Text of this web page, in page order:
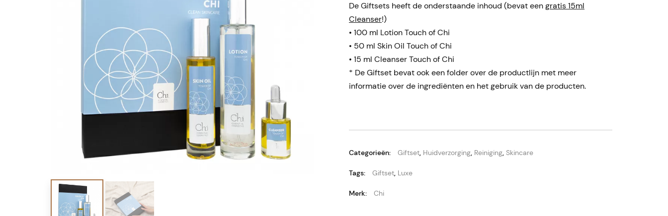
De Giftsets heeft de onderstaande inhoud (bevat eengratis 15ml
Cleanser!)
• 100 ml Lotion Touch of Chi
• 50 ml Skin Oil Touch of Chi
• 15 ml Cleanser Touch of Chi
* De Giftset bevat ook een folder over de productlijn met meer
informatie over de ingrediënten en het gebruik van de producten.
Categorieën: Giftset, Huidverzorging, Reiniging, Skincare
Tags: Giftset, Luxe
Merk: Chi